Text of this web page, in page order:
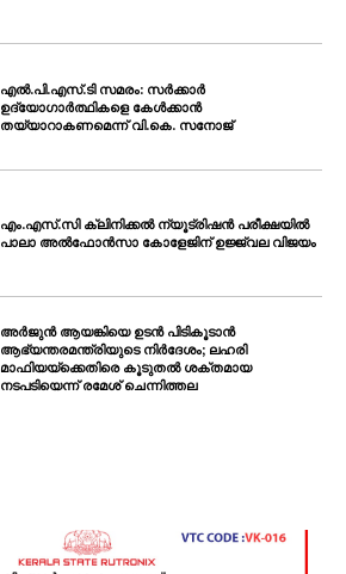
എൽ.പി.എസ്.ടി സമരം: സർക്കാർ
ഉദ്യോഗാർത്ഥികളെ കേൾക്കാൻ
തയ്യാറാകണമെന്ന് വി.കെ. സനോജ്
എം.എസ്.സി ക്ലിനിക്കൽ ന്യൂട്രിഷൻ പരീക്ഷയിൽ
പാലാ അൽഫോൻസാ കോളേജിന് ഉജ്ജ്വല വിജയം
അർജുൻ ആയങ്കിയെ ഉടൻ പിടികൂടാൻ
ആഭ്യന്തരമന്ത്രിയുടെ നിർദേശം; ലഹരി
മാഫിയയ്ക്കെതിരെ കൂടുതൽ ശക്തമായ
നടപടിയെന്ന് രമേശ് ചെന്നിത്തല